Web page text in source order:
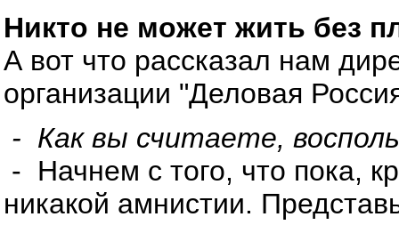
Никто не может жить без
А вот что рассказал нам
организации "Деловая
- Как вы считаете,
- Начнем с того, что пока,
никакой амнистии.